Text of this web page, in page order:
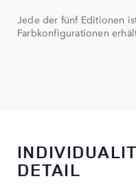
Jede der fünf Editionen
Farbkonfigurationen
DETAIL